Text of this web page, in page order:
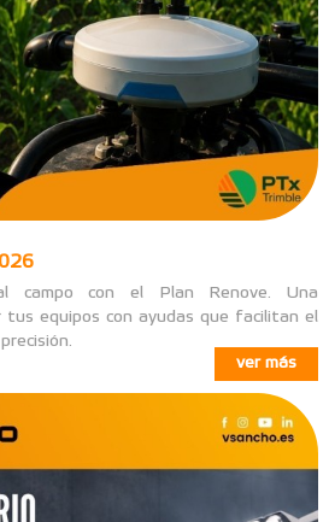
campo con el Plan Renove. Una
tus equipos con ayudas que facilitan el
ver más